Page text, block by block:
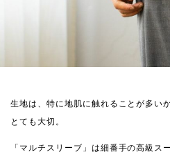
生地は、特に地肌に触れることが多い
とても大切。
「マルチスリーブ」は細番手の高級